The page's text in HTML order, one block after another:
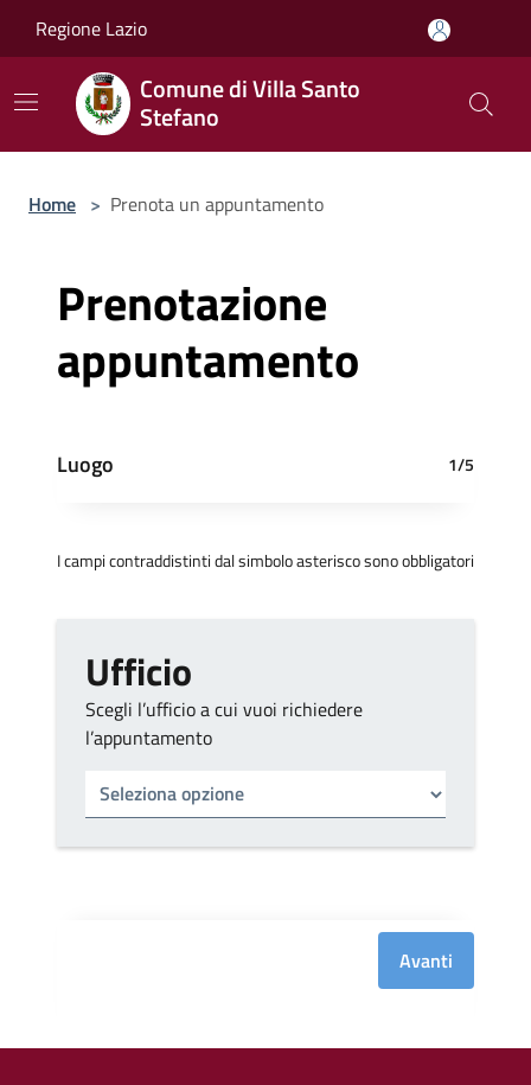
Regione Lazio
Comune di Villa Santo
Stefano
Home > Prenota un appuntamento
Prenotazione
appuntamento
Luogo 1/5
I campi contraddistinti dal simbolo asterisco sono obbligatori
Ufficio
Scegli l’ufficio a cui vuoi richiedere
l’appuntamento
Tipo di ufficio
Avanti